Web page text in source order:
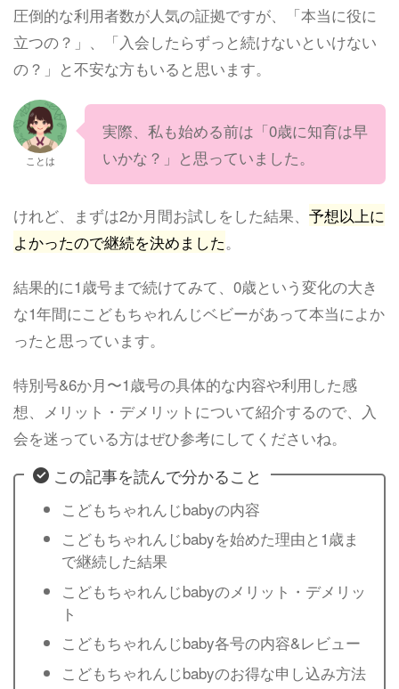
圧倒的な利用者数が人気の証拠ですが、「本当に役に
立つの？」、「入会したらずっと続けないといけない
の？」と不安な方もいると思います。
ことは
実際、私も始める前は「0歳に知育は早
いかな？」と思っていました。
けれど、まずは2か月間お試しをした結果、 予想以上に
よかったので継続を決めました。
結果的に1歳号まで続けてみて、0歳という変化の大き
な1年間にこどもちゃれんじベビーがあって本当によか
ったと思っています。
特別号&6か月〜1歳号の具体的な内容や利用した感
想、メリット・デメリットについて紹介するので、入
会を迷っている方はぜひ参考にしてくださいね。
この記事を読んで分かること
こどもちゃれんじbabyの内容
こどもちゃれんじbabyを始めた理由と1歳ま
で継続した結果
こどもちゃれんじbabyのメリット・デメリッ
ト
こどもちゃれんじbaby各号の内容&レビュー
こどもちゃれんじbabyのお得な申し込み方法